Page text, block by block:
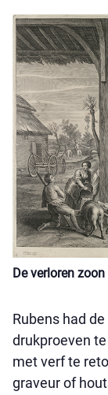
De verloren zoon
Rubens had
drukproeven
met verf te
graveur of